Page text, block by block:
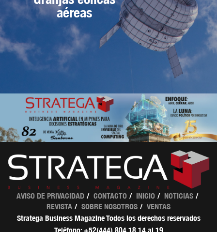
aéreas
AVISO DE PRIVACIDAD CONTACTO INICIO
NOTICIAS
REVISTA
SOBRE NOSOTROS
VENTAS
Stratega Business Magazine Todos los derechos reservados
Teléfono: +52(444) 804 18 14 al 19